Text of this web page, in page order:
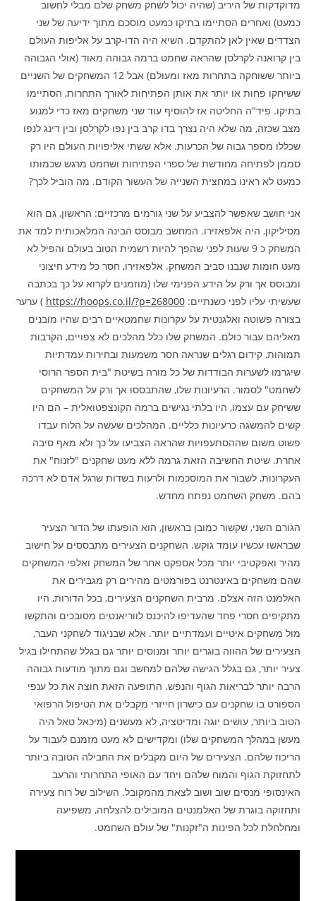
מדוקדקות של היריב (שהיה יכול לשחק משחק שלם מבלי לחשוב
כמעט) ואחרים הסתיימו בתיקו כמעט מוסכם מתוך ידיעה של שני
הצדדים שאין לאן להתקדם. השיא היה הדו-קרב על אליפות העולם
בין קרואנה לקרלסן שהראה שחמט ברמה גבוהה מאוד (אולי הגבוהה
ביותר ששוחקה בתחרות מאז ומעולם) אבל 12 המשחקים של השניים
ששיחקו פחות או יותר את אותן הפתיחות לאורך התחרות, הסתיימו
בתיקו. פיד"ה החליטה אז להוסיף עוד שני משחקים מאז כדי למנוע
מצב שכזה, מה שלא היה נצרך בדו קרב בין נפו לקרלסן ובין דינג לנפו
שכללו מספר גבוה של הכרעות. אלא ששתי אליפויות העולם היו רק
סממן לפתיחה מחודשת של ספרי הפתיחות ושחמט מרגש שכמותו
כמעט לא ראינו במחצית השנייה של העשור הקודם. מה הוביל לכך?
אני חושב שאפשר להצביע על שני גורמים מרכזיים: הראשון, גם הוא
מסיליקון, היה אלפאזירו. המחשב מבוסס הבינה המלאכותית למד את
המשחק כ 9 שעות לפני שהפך להיות רשמית הטוב בעולם והפיל לא
מעט חומות שנבנו סביב המשחק. אלפאזירו, חסר כל מידע חיצוני
ומבוסס אך ורק על הידע הפנימי שלו (מוזמנים לקרוא על כך בכתבה
שעשיתי עליו לפני כשנתיים:https://hoops.co.il/?p=268000 ) ערער
בצורה פשוטה ואלגנטית על עקרונות שחמטאיים רבים שהיו מובנים
מאליהם עבור כולם. המשחק שלו כלל מהלכים לא צפויים, הקרבות
תמוהות, קידום רגלים שנראה חסר משמעות ובחירות עמדתיות
שיגרמו לשערות הבודדות של כל מורה בשיטת "בית הספר הרוסי
לשחמט" לסמור. הרעיונות שלו, שהתבססו אך ורק על המשחקים
ששיחק עם עצמו, היו בלתי נגישים ברמה הקונצפטואלית – הם היו
קשים להמשגה כרעיונות כלליים. המהלכים שעשה על הלוח עבדו
פשוט משום שההסתעפויות שהראה הצביעו על כך ולא מאף סיבה
אחרת. שיטת החשיבה הזאת גרמה ללא מעט שחקנים "לזנוח" את
העקרונות, לשבור את המוסכמות ולרעות בשדות שרגל אדם לא דרכה
בהם. משחק השחמט נפתח מחדש.
הגורם השני, שקשור כמובן בראשון, הוא הופעתו של הדור הצעיר
שבראשו עכשיו עומד גוקש. השחקנים הצעירים מתבססים על חישוב
מהיר ואפקטיבי יותר מכל אספקט אחר של המשחק ואלפי המשחקים
שהם משחקים באינטרנט בפורמטים מהירים רק מגבירים את
האלמנט הזה אצלם. מרבית השחקנים הצעירים, בכל הדורות, היו
מתקיפים חסרי פחד שהעדיפו להיכנס לווריאנטים מסובכים והתקשו
מול משחקים איטיים ועמדתיים יותר. אלא שבניגוד לשחקני העבר,
הצעירים של ההווה בוגרים יותר ומנוסים יותר גם בגלל שהתחילו בגיל
צעיר יותר, גם בגלל הגישה שלהם למחשב וגם מתוך מודעות גבוהה
הרבה יותר לבריאות הגוף והנפש. התופעה הזאת חוצה את כל ענפי
הספורט בו שחקנים עם כישרון חייזרי מקבלים את הטיפול הרפואי
הטוב ביותר, עושים יוגה ומדיטציה, לא מעשנים (מיכאל טאל היה
מעשן במהלך המשחקים שלו) ומקדישים לא מעט מזמנם לעבוד על
הריכוז שלהם. הצעירים של היום מקבלים את החבילה הטובה ביותר
לתחזוקת הגוף והמוח שלהם ויחד עם האופי התחרותי והרעב
האינסופי מנסים שוב ושוב לצאת מהמקובל. השילוב של רוח צעירה
ותחזוקה בוגרת של האלמנטים המובילים להצלחה, משפיעה
ומחלחלת לכל הפינות ה"זקנות" של עולם השחמט.